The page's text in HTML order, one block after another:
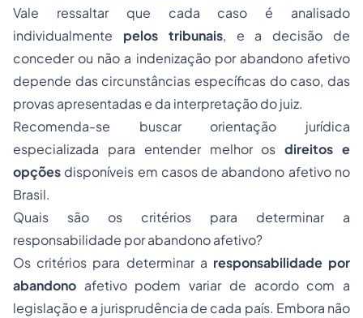
Vale ressaltar que cada caso é analisado
individualmente pelos tribunais, e a decisão de
conceder ou não a indenização por abandono afetivo
depende das circunstâncias específicas do caso, das
provas apresentadas e da interpretação do juiz.
Recomenda-se buscar orientação jurídica
especializada para entender melhor osdireitos e
opções disponíveis em casos de abandono afetivo no
Brasil.
Quais são os critérios para determinar a
responsabilidade por abandono afetivo?
Os critérios para determinar a responsabilidade por
abandono afetivo podem variar de acordo com a
legislação e a jurisprudência de cada país. Embora não